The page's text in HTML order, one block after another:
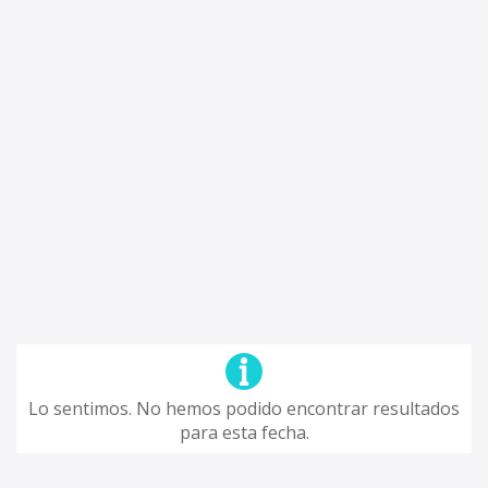
Lo sentimos. No hemos podido encontrar resultados
para esta fecha.